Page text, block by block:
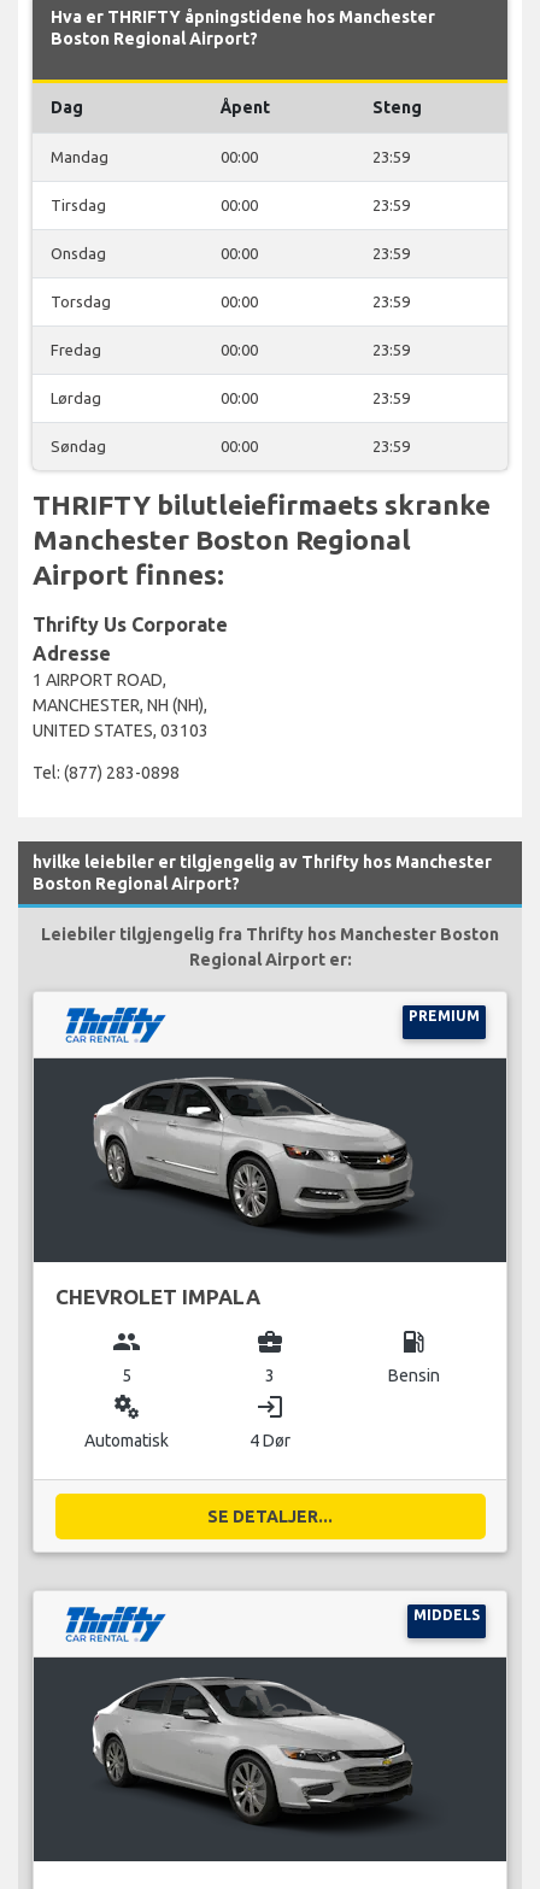
Hva er THRIFTY åpningstidene hos Manchester
Boston Regional Airport?
Dag Åpent Steng
Mandag 00:00 23:59
Tirsdag 00:00 23:59
Onsdag 00:00 23:59
Torsdag 00:00 23:59
Fredag 00:00 23:59
Lørdag 00:00 23:59
Søndag 00:00 23:59
THRIFTY bilutleiefirmaets skranke
Manchester Boston Regional
Airport finnes:
Thrifty Us Corporate
Adresse
1 AIRPORT ROAD,
MANCHESTER, NH (NH),
UNITED STATES, 03103
Tel: (877) 283-0898
hvilke leiebiler er tilgjengelig av Thrifty hos Manchester
Boston Regional Airport?
Leiebiler tilgjengelig fra Thrifty hos Manchester Boston
Regional Airport er:
PREMIUM
CHEVROLET IMPALA
group
5
business_center
3
local_gas_station
Bensin
miscellaneous_services
Automatisk
login
4 Dør
SE DETALJER...
MIDDELS